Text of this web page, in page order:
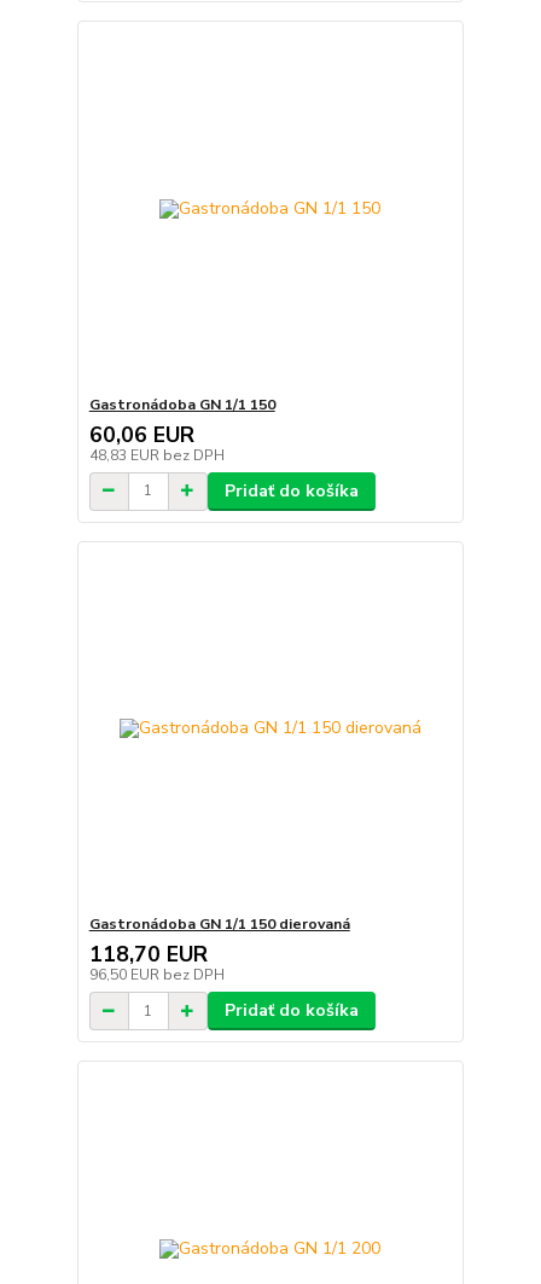
Gastronádoba GN 1/1 150
60,06 EUR
48,83 EUR bez DPH
Pridať do košíka
Gastronádoba GN 1/1 150 dierovaná
118,70 EUR
96,50 EUR bez DPH
Pridať do košíka